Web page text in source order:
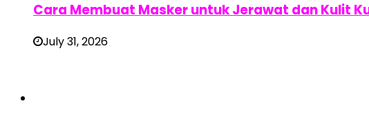
Cara Membuat Masker untuk Jerawat dan Kulit
July 31, 2026